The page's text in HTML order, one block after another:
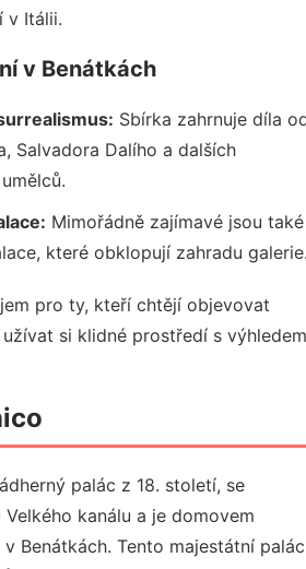
v Itálii.
v Benátkách
Sbírka zahrnuje díla
Salvadora Dalího a dalších
Mimořádně zajímavé jsou také
které obklopují zahradu
pro ty, kteří chtějí objevovat
si klidné prostředí s výhledem
palác z 18. století, se
Velkého kanálu a je domovem
Benátkách. Tento majestátní palác